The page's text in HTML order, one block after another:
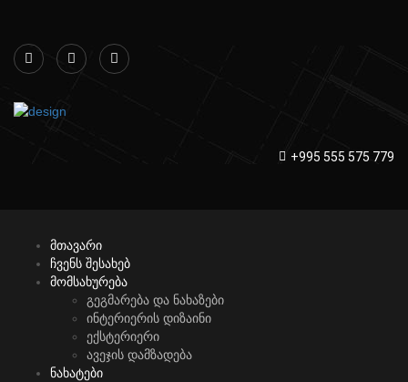
+995 555 575 779
მთავარი
ჩვენს შესახებ
მომსახურება
გეგმარება და ნახაზები
ინტერიერის დიზაინი
ექსტერიერი
ავეჯის დამზადება
ნახატები